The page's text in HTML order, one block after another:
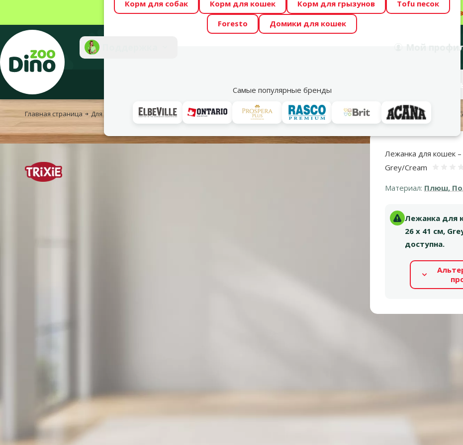
Весь месяц Dino Zoo предлагает отличные цены на ТОП-овые корма! 🍖 →
Фотоконкурс “GADA ŪSAIŅI”! Возможно Твой питомец станет звездой 2027
Корм для собак Корм для кошек Корм для грызунов
Tofu песок
Foresto
Домики для кошек
Самые популярные бренды
Акции
Главная страница Для собак Лежаки, лестницы и клетки Лежанки ЛЕЖАНКА ДЛЯ КОШЕК TRIXIE KALINE CUDDLY CAVE, 35x26x41СМ,
Лежанка для кошек –
Grey/Cream
Материал: Плюш,
Лежанка для
26 x 41 см,
доступна.